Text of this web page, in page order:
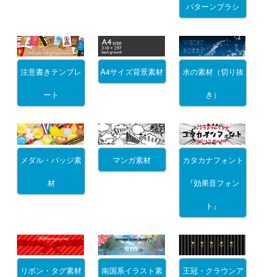
パターンブラシ
注意書きテンプレ
ート
A4サイズ背景素材 水の素材（切り抜
き）
メダル・バッジ素
材
マンガ素材 カタカナフォント
『効果音フォン
ト』
リボン・タグ素材 南国系イラスト素 王冠・クラウンア